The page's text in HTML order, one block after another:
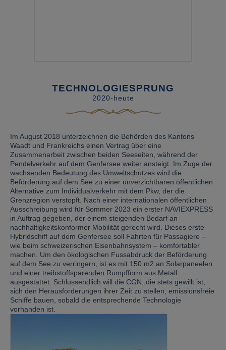
TECHNOLOGIESPRUNG
2020-heute
Im August 2018 unterzeichnen die Behörden des Kantons
Waadt und Frankreichs einen Vertrag über eine
Zusammenarbeit zwischen beiden Seeseiten, während der
Pendelverkehr auf dem Genfersee weiter ansteigt. Im Zuge der
wachsenden Bedeutung des Umweltschutzes wird die
Beförderung auf dem See zu einer unverzichtbaren öffentlichen
Alternative zum Individualverkehr mit dem Pkw, der die
Grenzregion verstopft. Nach einer internationalen öffentlichen
Ausschreibung wird für Sommer 2023 ein erster NAVIEXPRESS
in Auftrag gegeben, der einem steigenden Bedarf an
nachhaltigkeitskonformer Mobilität gerecht wird. Dieses erste
Hybridschiff auf dem Genfersee soll Fahrten für Passagiere –
wie beim schweizerischen Eisenbahnsystem – komfortabler
machen. Um den ökologischen Fussabdruck der Beförderung
auf dem See zu verringern, ist es mit 150 m2 an Solarpaneelen
und einer treibstoffsparenden Rumpfform aus Metall
ausgestattet. Schlussendlich will die CGN, die stets gewillt ist,
sich den Herausforderungen ihrer Zeit zu stellen, emissionsfreie
Schiffe bauen, sobald die entsprechende Technologie
vorhanden ist.